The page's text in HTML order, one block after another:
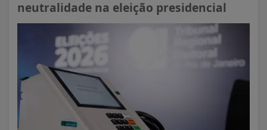
neutralidade na eleição presidencial